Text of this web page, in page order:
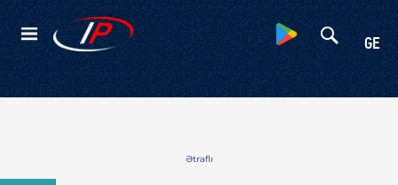
GE
Kateqoriyalar
Ətraflı